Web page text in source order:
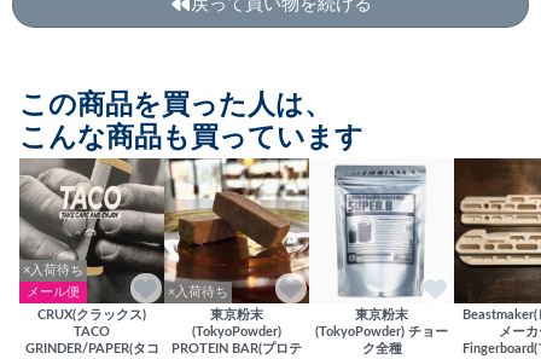
戻って買い物を続ける
この商品を買った人は、
こんな商品も買っています
×入荷待ち
メール便
CRUX(クラックス)
TACO
GRINDER/PAPER(タコ
×入荷待ち
東京粉末
(TokyoPowder)
PROTEIN BAR(プロテ
東京粉末
(TokyoPowder) チョー
ク全種
メーカ